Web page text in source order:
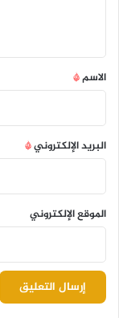
*
الاسم*
البريد الإلكتروني*
الموقع الإلكتروني